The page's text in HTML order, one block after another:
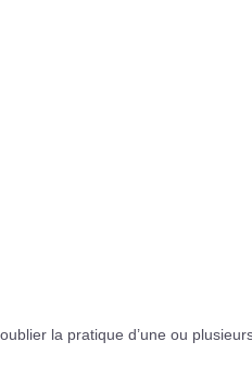
la pratique d’une ou